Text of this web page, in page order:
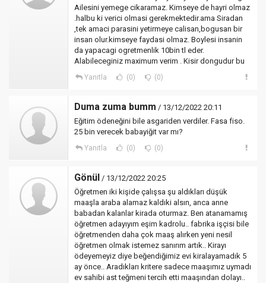
Ailesini yemege cikaramaz. Kimseye de hayri olmaz
.halbu ki verici olmasi gerekmektedir.ama Siradan
,tek amaci parasini yetirmeye calisan,bogusan bir
insan olur.kimseye faydasi olmaz. Boylesi insanin
da yapacagi ogretmenlik 10bin tl eder.
Alabileceginiz maximum verim . Kisir dongudur bu
Yanıtla (0) (0)
Duma zuma bumm / 13/12/2022 20:11
Eğitim ödeneğini bile asgariden verdiler. Fasa fiso.
25 bin verecek babayiğit var mı?
Yanıtla (0) (0)
Gönül / 13/12/2022 20:25
Öğretmen iki kişide çalışsa şu aldıkları düşük
maaşla araba alamaz kaldıki alsın, anca anne
babadan kalanlar kirada oturmaz. Ben atanamamış
öğretmen adayıyım eşim kadrolu.. fabrika işçisi bile
öğretmenden daha çok maaş alırken yeni nesil
öğretmen olmak istemez sanırım artık.. Kirayı
ödeyemeyiz diye beğendiğimiz evi kiralayamadık 5
ay önce.. Aradıkları kritere sadece maaşımız uymadı
ev sahibi ast teğmeni tercih etti maaşından dolayı..